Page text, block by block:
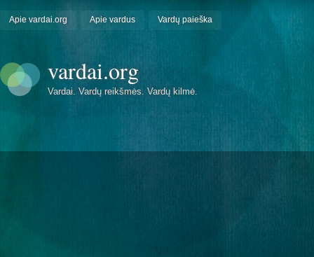
Apie vardai.org Apie vardus Vardų paieška
vardai.org
Vardai. Vardų reikšmės. Vardų kilmė.